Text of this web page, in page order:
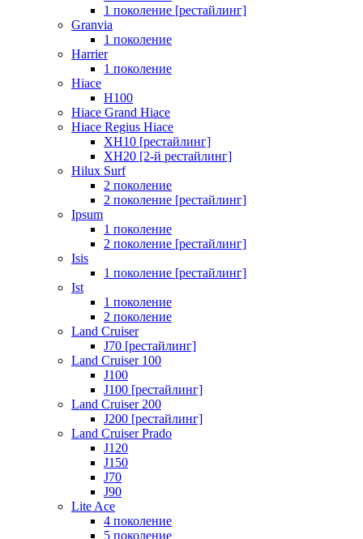
1 поколение [рестайлинг]
Granvia
1 поколение
Harrier
1 поколение
Hiace
H100
Hiace Grand Hiace
Hiace Regius Hiace
XH10 [рестайлинг]
XH20 [2-й рестайлинг]
Hilux Surf
2 поколение
2 поколение [рестайлинг]
Ipsum
1 поколение
2 поколение [рестайлинг]
Isis
1 поколение [рестайлинг]
Ist
1 поколение
2 поколение
Land Cruiser
J70 [рестайлинг]
Land Cruiser 100
J100
J100 [рестайлинг]
Land Cruiser 200
J200 [рестайлинг]
Land Cruiser Prado
J120
J150
J70
J90
Lite Ace
4 поколение
5 поколение